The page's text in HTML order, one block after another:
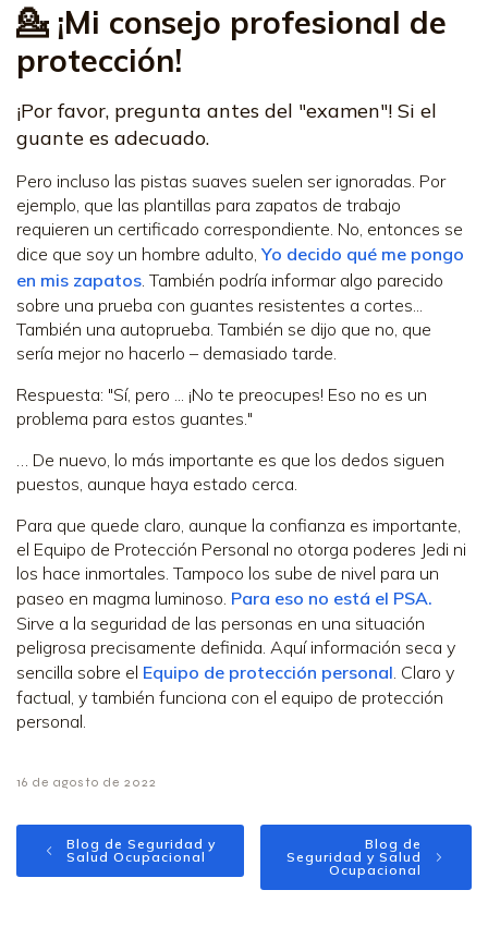
💁 ¡Mi consejo profesional de
protección!
¡Por favor, pregunta antes del "examen"! Si el
guante es adecuado.
Pero incluso las pistas suaves suelen ser ignoradas. Por
ejemplo, que las plantillas para zapatos de trabajo
requieren un certificado correspondiente. No, entonces se
dice que soy un hombre adulto, Yo decido qué me pongo
en mis zapatos . También podría informar algo parecido
sobre una prueba con guantes resistentes a cortes...
También una autoprueba. También se dijo que no, que
sería mejor no hacerlo – demasiado tarde.
Respuesta: "Sí, pero ... ¡No te preocupes! Eso no es un
problema para estos guantes."
… De nuevo, lo más importante es que los dedos siguen
puestos, aunque haya estado cerca.
Para que quede claro, aunque la confianza es importante,
el Equipo de Protección Personal no otorga poderes Jedi ni
los hace inmortales. Tampoco los sube de nivel para un
paseo en magma luminoso. Para eso no está el PSA.
Sirve a la seguridad de las personas en una situación
peligrosa precisamente definida. Aquí información seca y
sencilla sobre el Equipo de protección personal . Claro y
factual, y también funciona con el equipo de protección
personal.
16 de agosto de 2022
Blog de Seguridad y
Salud Ocupacional
Blog de
Seguridad y Salud
Ocupacional